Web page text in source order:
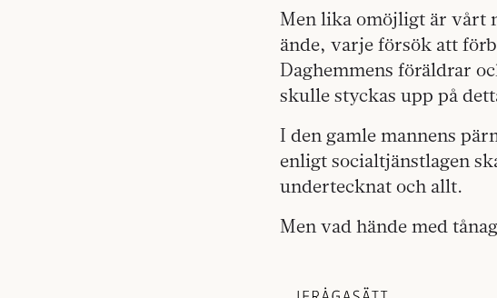
Men lika omöjligt är vårt
ände, varje försök att
Daghemmens föräldrar
skulle styckas upp på
I den gamle mannens
enligt socialtjänstlagen
undertecknat och allt.
Men vad hände med